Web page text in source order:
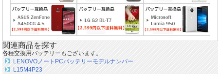
関連商品を探す
各種交換用バッテリーもございます。
LENOVOノートPCバッテリーモデルナンバー
L15M4P23